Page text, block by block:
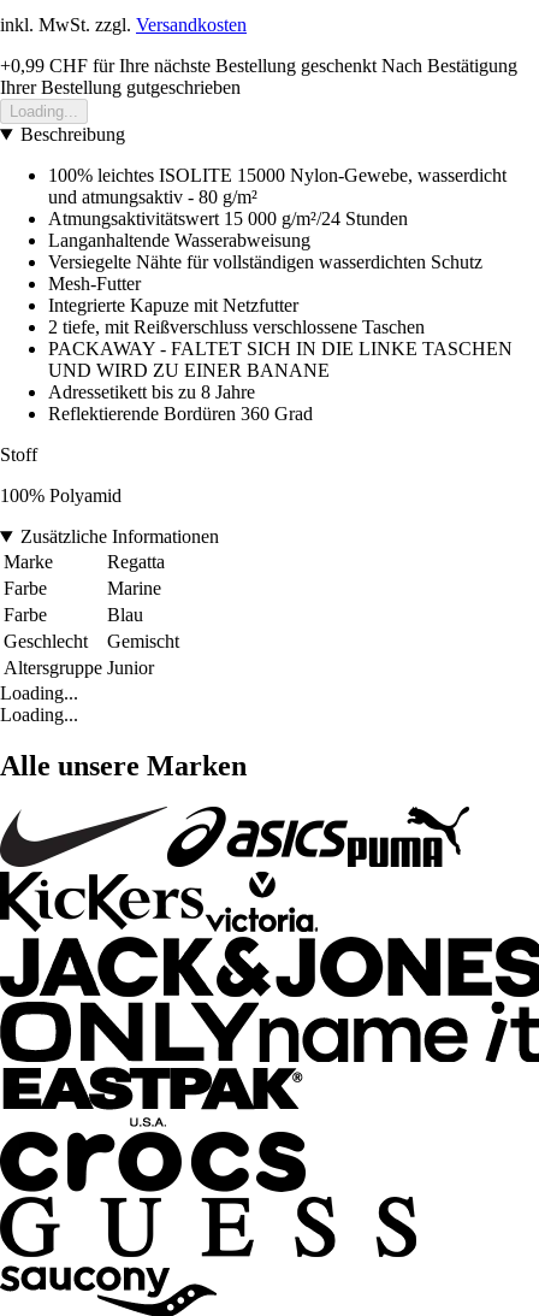
inkl. MwSt. zzgl. Versandkosten
+0,99 CHF für Ihre nächste Bestellung geschenkt Nach Bestätigung
Ihrer Bestellung gutgeschrieben
Loading...
Beschreibung
100% leichtes ISOLITE 15000 Nylon-Gewebe, wasserdicht
und atmungsaktiv - 80 g/m²
Atmungsaktivitätswert 15 000 g/m²/24 Stunden
Langanhaltende Wasserabweisung
Versiegelte Nähte für vollständigen wasserdichten Schutz
Mesh-Futter
Integrierte Kapuze mit Netzfutter
2 tiefe, mit Reißverschluss verschlossene Taschen
PACKAWAY - FALTET SICH IN DIE LINKE TASCHEN
UND WIRD ZU EINER BANANE
Adressetikett bis zu 8 Jahre
Reflektierende Bordüren 360 Grad
Stoff
100% Polyamid
Zusätzliche Informationen
Marke
Regatta
Farbe
Marine
Farbe
Blau
Geschlecht
Gemischt
Altersgruppe Junior
Loading...
Loading...
Alle unsere Marken